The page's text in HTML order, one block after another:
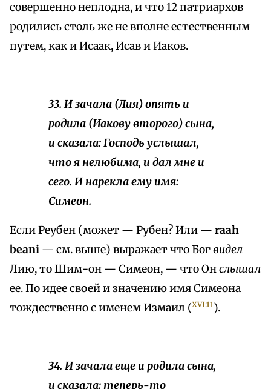
совершенно неплодна, и что 12 патриархов
родились столь же не вполне естественным
путем, как и Исаак, Исав и Иаков.
33. И зачала (Лия) опять и
родила (Иакову второго) сына,
и сказала: Господь услышал,
что я нелюбима, и дал мне и
сего. И нарекла ему имя:
Симеон.
Если Реубен (может — Рубен? Или — raah
beani — см. выше) выражает что Богвидел
Лию, то Шим-он — Симеон, — что Онслышал
ее. По идее своей и значению имя Симеона
тождественно с именем Измаил (XVI:11).
34. И зачала еще и родила сына,
и сказала: теперь-то